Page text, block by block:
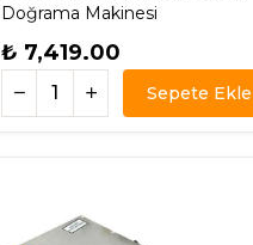
Doğrama Makinesi
₺ 7,419.00
Sepete Ekle